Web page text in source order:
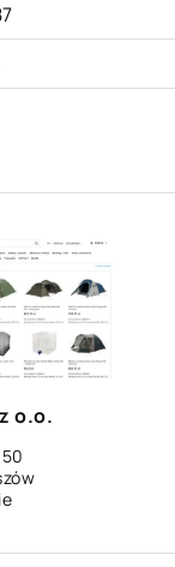
o.o.